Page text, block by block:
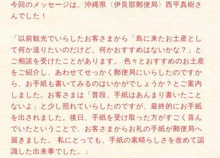
今回のメッセージは、沖縄県〈伊良部郵便局〉西平真樹さ
んでした！
「以前観光でいらしたお客さまから「島に来たお土産とし
て何か送りたいのだけど、何かおすすめはないかな？」と
ご相談を受けたことがあります。 色々とおすすめのお土産
をご紹介し、あわせてせっかく郵便局にいらしたのですか
ら、お手紙も書いてみるのはいかがでしょうか？とご案内
しました。お客さまは「普段、手紙はあんまり書いたこと
ないよ」と少し照れていらしたのですが、最終的にお手紙
を出されました。後日、手紙を受け取った方がすごく喜ん
でいたということで、お客さまからお礼の手紙が郵便局へ
届きました。 私にとっても、手紙の素晴らしさを改めて認
識した出来事でした。」